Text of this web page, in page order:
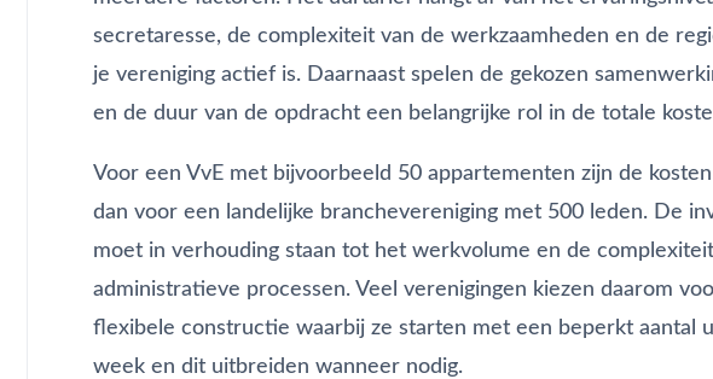
secretaresse, de complexiteit van de werkzaamheden en de
je vereniging actief is. Daarnaast spelen de gekozen
en de duur van de opdracht een belangrijke rol in de totale
Voor een VvE met bijvoorbeeld 50 appartementen zijn de
dan voor een landelijke branchevereniging met 500 leden. De
moet in verhouding staan tot het werkvolume en de
administratieve processen. Veel verenigingen kiezen daarom
flexibele constructie waarbij ze starten met een beperkt aantal
week en dit uitbreiden wanneer nodig.